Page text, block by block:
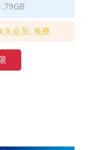
久会员: 免费